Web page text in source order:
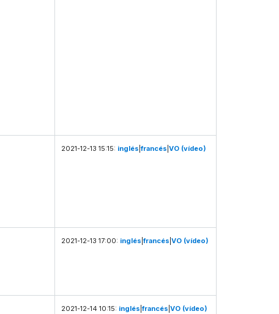
2021-12-13 15:15: inglés francés VO (vídeo)
2021-12-13 17:00: inglés francés VO (vídeo)
2021-12-14 10:15: inglés francés VO (vídeo)